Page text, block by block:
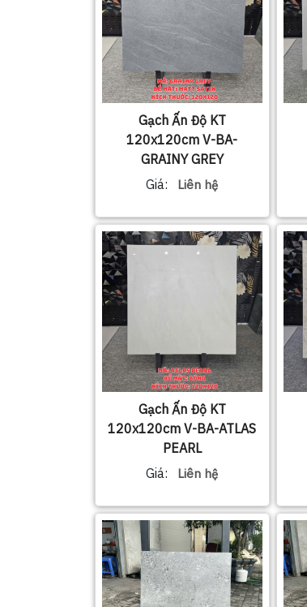
Gạch Ấn Độ KT
120x120cm V-BA-
GRAINY GREY
Giá:
Liên hệ
Gạch Ấn Độ KT
120x120cm V-BA-ATLAS
PEARL
Giá:
Liên hệ